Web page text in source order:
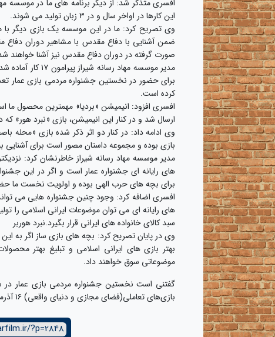
این کارها در اواخر سال و در ۳ زبان تولید می شوند.
وی تصریح کرد: ما در این موسسه یک بازی دیگر
ضمن آشنایی با دفاع مقدس با مشاهیر دوران
صورت گرفته در دوران دفاع مقدس نیز آشنا خواهند
مدیر موسسه
کرده است.
افسری افزود: انیمیشن «بردیا» مهمترین محصول ما
ارسال شد و در کنار این انیمیشن، بازی «نبرد هور»
وی ادامه داد: در کنار دو اثر ذکر شده بازی «محله
بازی بوده و مجموعه داستان مصور است برای آشنایی
مدیر موسسه مهاد رسانه شیراز خاطرنشان کرد:
های رایانه ای جشنواره عمار است و اگر در این
برای بچه های حرب الهی بوده و اولویت نخست ما
افسری اضافه کرد: وجود چنین جشنواره هایی می
های رایانه ای می توان موضوعات ایرانی اسلامی را
سبد کالای خانواده های ایرانی قرار بگیرد.نبرد هوربر
وی در پایان تصریح کرد: بچه های بازی ساز اگر به
بهتر بازی های ایرانی اسلامی و تبلیغ بهتر
موضوعاتی سوق خواهند داد.
گفتنی است نخستین جشنواره مردمی بازی عمار در
بازی‌های تعاملی(فضای مجازی و دنیای واقعی) ۱۶ آذرماه سال جاری برگزار می‌شود.
?p=2848